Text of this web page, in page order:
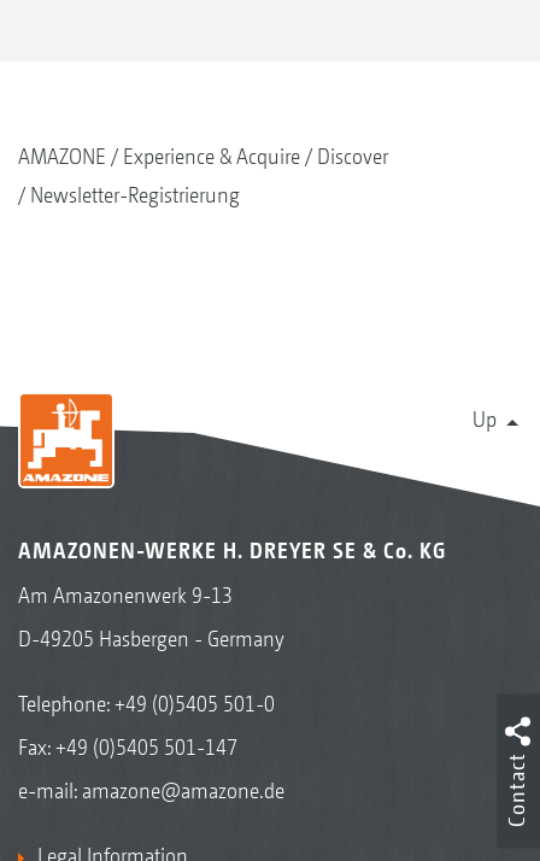
AMAZONE Experience & Acquire
Discover
Newsletter-Registrierung
Up
AMAZONEN-WERKE H. DREYER SE & Co. KG
Am Amazonenwerk 9-13
D-49205 Hasbergen - Germany
Telephone:+49 (0)5405 501-0
Fax: +49 (0)5405 501-147
e-mail: amazone@amazone.de
Legal Information
Contact